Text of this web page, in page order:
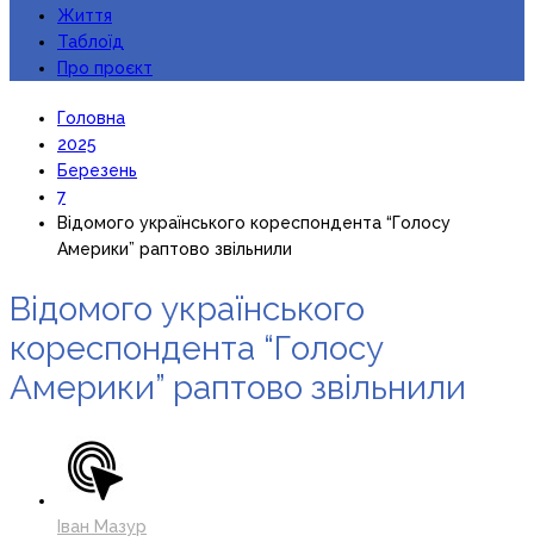
Життя
Таблоїд
Про проєкт
Головна
2025
Березень
7
Відомого українського кореспондента “Голосу
Америки” раптово звільнили
Відомого українського
кореспондента “Голосу
Америки” раптово звільнили
Іван Мазур